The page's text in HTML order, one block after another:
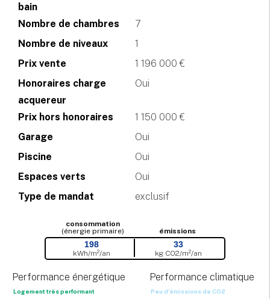
bain
Nombre de chambres
7
Nombre de niveaux
1
Prix vente
1 196 000 €
Honoraires charge
acquereur
Oui
Prix hors honoraires
1 150 000 €
Garage
Oui
Piscine
Oui
Espaces verts
Oui
Type de mandat
exclusif
consommation
(énergie primaire)
émissions
198
kWh/m²/an
33
kg CO2/m²/an
Performance énergétique
Logement très performant
Performance climatique
Peu d'émissions de CO2